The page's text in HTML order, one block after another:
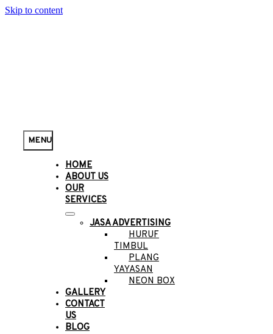
Skip to content
MENU
HOME
ABOUT US
OUR
SERVICES
JASA ADVERTISING
HURUF
TIMBUL
PLANG
YAYASAN
NEON BOX
GALLERY
CONTACT
US
BLOG